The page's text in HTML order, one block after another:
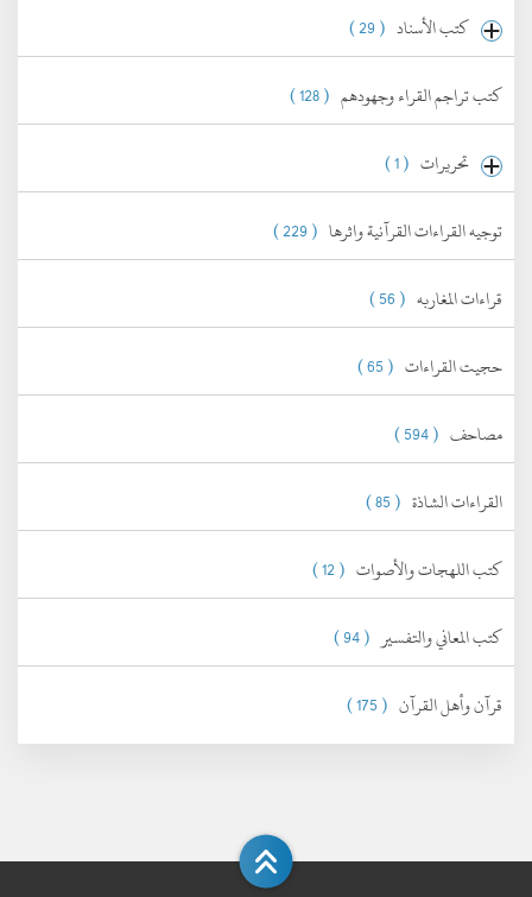
كتب الأسناد ( 29 )
كتب تراجم القراء وجهودهم ( 128 )
تحريرات ( 1 )
توجيه القراءات القرآنية واثرها ( 229 )
قراءات المغاربه ( 56 )
حجيت القراءات ( 65 )
مصاحف ( 594 )
القراءات الشاذة ( 85 )
كتب اللهجات والأصوات ( 12 )
كتب المعاني والتفسير ( 94 )
قرآن وأهل القرآن ( 175 )